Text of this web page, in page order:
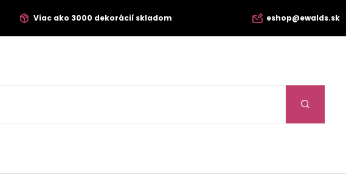
Viac ako 3000 dekorácií skladom eshop@ewalds.sk